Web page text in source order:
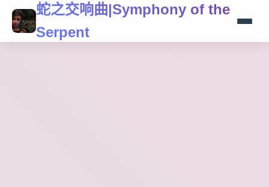
蛇之交响曲|Symphony of the
Serpent